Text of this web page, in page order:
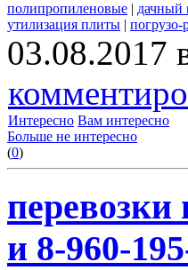
полипропиленовые | дачный
утилизация плиты | погрузо-
03.08.2017
Интересно Вам интересно
Больше не интересно
(0)
перевозки
и 8-960-